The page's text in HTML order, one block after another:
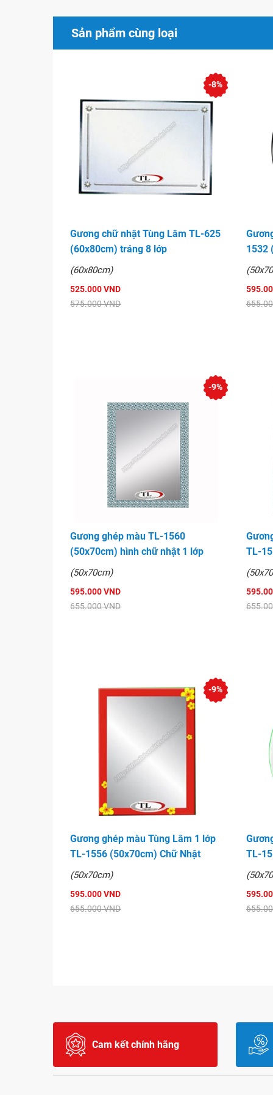
Sản phẩm cùng loại
Gương chữ nhật Tùng Lâm TL-625
(60x80cm) tráng 8 lớp
(60x80cm)
525.000 VND
575.000 VND
-8%
1532
Gương ghép màu TL-1560
(50x70cm) hình chữ nhật 1 lớp
(50x70cm)
595.000 VND
655.000 VND
-9%
TL-
Gương ghép màu Tùng Lâm 1 lớp
TL-1556 (50x70cm) Chữ Nhật
(50x70cm)
595.000 VND
655.000 VND
-9%
TL-
Cam kết chính hãng